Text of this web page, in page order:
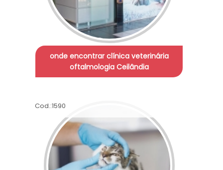
onde encontrar clínica veterinária
oftalmologia Ceilândia
Cod.:1590